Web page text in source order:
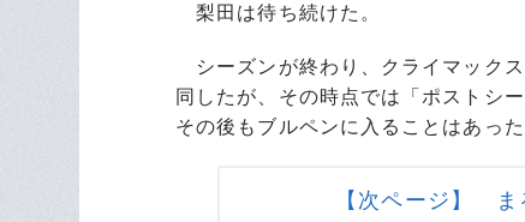
梨田は待ち続けた。
シーズンが終わり、クライマック
同したが、その時点では「ポストシ
その後もブルペンに入ることはあっ
【次ページ】 ま